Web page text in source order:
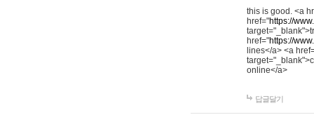
this is good. <a
href="https://
href="https://
lines</a> <a
online</a>
답글달기